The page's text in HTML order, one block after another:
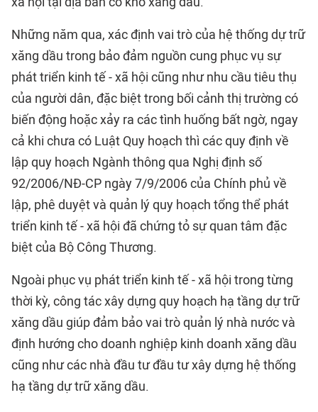
Những năm qua, xác định vai trò của hệ thống dự trữ
xăng dầu trong bảo đảm nguồn cung phục vụ sự
phát triển kinh tế - xã hội cũng như nhu cầu tiêu thụ
của người dân, đặc biệt trong bối cảnh thị trường có
biến động hoặc xảy ra các tình huống bất ngờ, ngay
cả khi chưa có Luật Quy hoạch thì các quy định về
lập quy hoạch Ngành thông qua Nghị định số
92/2006/NĐ-CP ngày 7/9/2006 của Chính phủ về
lập, phê duyệt và quản lý quy hoạch tổng thể phát
triển kinh tế - xã hội đã chứng tỏ sự quan tâm đặc
biệt của Bộ Công Thương.
Ngoài phục vụ phát triển kinh tế - xã hội trong từng
thời kỳ, công tác xây dựng quy hoạch hạ tầng dự trữ
xăng dầu giúp đảm bảo vai trò quản lý nhà nước và
định hướng cho doanh nghiệp kinh doanh xăng dầu
cũng như các nhà đầu tư đầu tư xây dựng hệ thống
hạ tầng dự trữ xăng dầu.